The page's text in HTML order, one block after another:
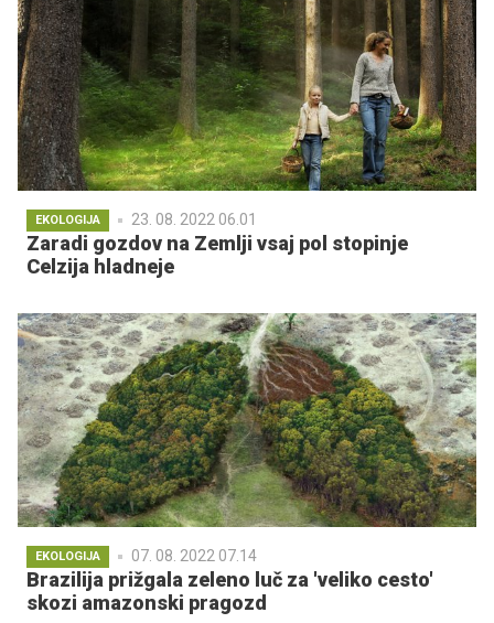
EKOLOGIJA 23. 08. 2022 06.01
Zaradi gozdov na Zemlji vsaj pol stopinje
Celzija hladneje
EKOLOGIJA 07. 08. 2022 07.14
Brazilija prižgala zeleno luč za 'veliko cesto'
skozi amazonski pragozd